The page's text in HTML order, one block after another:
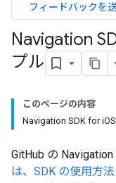
フィードバックを
Navigation
プル
このページの内容
Navigation SDK for
GitHub の
は、SDK の使用方